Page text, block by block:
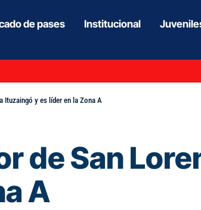
de pases Institucional
Ituzaingó y es líder en la Zona A
de San
A